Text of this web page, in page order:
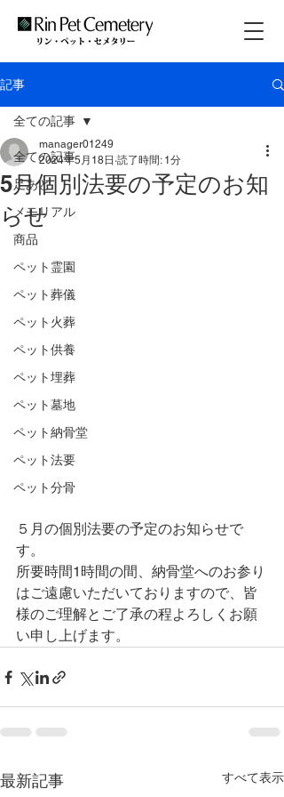
記事
全ての記事
足あと
メモリアル
商品
ペット霊園
ペット葬儀
ペット火葬
ペット供養
ペット埋葬
ペット墓地
ペット納骨堂
ペット法要
ペット分骨
全ての記事
5月個別法要の予定のお知
らせ
manager01249
2024年5月18日 読了時間: 1分
５月の個別法要の予定のお知らせで
す。
所要時間1時間の間、納骨堂へのお参り
はご遠慮いただいておりますので、皆
様のご理解とご了承の程よろしくお願
い申し上げます。
最新記事 すべて表示